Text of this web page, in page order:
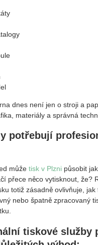
dnes není jen o stroji a
materiály a správná
potřebují
může tisk v Plzni působit
přece něco vytisknout, že?
totiž zásadně ovlivňuje,
nebo špatně zpracovaný
tiskové služby